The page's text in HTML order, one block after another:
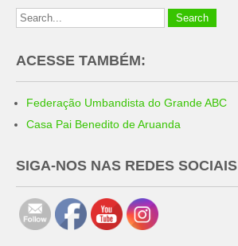
ACESSE TAMBÉM:
Federação Umbandista do Grande ABC
Casa Pai Benedito de Aruanda
SIGA-NOS NAS REDES SOCIAIS